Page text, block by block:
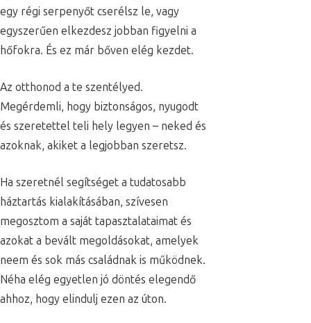
egy régi serpenyőt cserélsz le, vagy
egyszerűen elkezdesz jobban figyelni a
hőfokra. És ez már bőven elég kezdet.
Az otthonod a te szentélyed.
Megérdemli, hogy biztonságos, nyugodt
és szeretettel teli hely legyen – neked és
azoknak, akiket a legjobban szeretsz.
Ha szeretnél segítséget a tudatosabb
háztartás kialakításában, szívesen
megosztom a saját tapasztalataimat és
azokat a bevált megoldásokat, amelyek
neem és sok más családnak is működnek.
Néha elég egyetlen jó döntés elegendő
ahhoz, hogy elindulj ezen az úton.